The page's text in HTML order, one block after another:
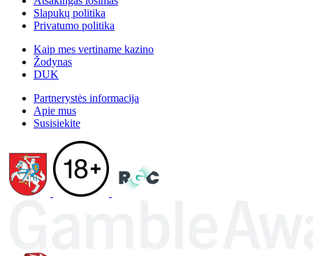
Slapukų politika
Privatumo politika
Kaip mes vertiname kazino
Žodynas
DUK
Partnerystės informacija
Apie mus
Susisiekite